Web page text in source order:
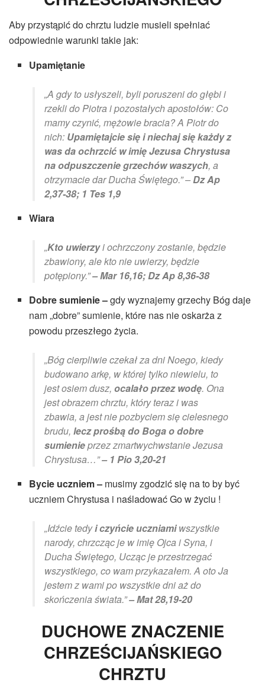
Aby przystąpić do chrztu ludzie musieli spełniać
odpowiednie warunki takie jak:
Upamiętanie
„A gdy to usłyszeli, byli poruszeni do głębi i
rzekli do Piotra i pozostałych apostołów: Co
mamy czynić, mężowie bracia? A Piotr do
nich: Upamiętajcie się i niechaj się każdy z
was da ochrzcić w imię Jezusa Chrystusa
na odpuszczenie grzechów waszych, a
otrzymacie dar Ducha Świętego.” –Dz Ap
2,37-38; 1 Tes 1,9
Wiara
„Kto uwierzyi ochrzczony zostanie, będzie
zbawiony, ale kto nie uwierzy, będzie
potępiony.”– Mar 16,16; Dz Ap 8,36-38
Dobre sumienie –gdy wyznajemy grzechy Bóg daje
nam „dobre” sumienie, które nas nie oskarża z
powodu przeszłego życia.
„Bóg cierpliwie czekał za dni Noego, kiedy
budowano arkę, w której tylko niewielu, to
jest osiem dusz, ocalało przez wodę. Ona
jest obrazem chrztu, który teraz i was
zbawia, a jest nie pozbyciem się cielesnego
brudu, lecz prośbą do Boga o dobre
sumienieprzez zmartwychwstanie Jezusa
Chrystusa…”– 1 Pio 3,20-21
Bycie uczniem – musimy zgodzić się na to by być
uczniem Chrystusa i naśladować Go w życiu !
„Idźcie tedyi czyńcie uczniamiwszystkie
narody, chrzcząc je w imię Ojca i Syna, i
Ducha Świętego, Ucząc je przestrzegać
wszystkiego, co wam przykazałem. A oto Ja
jestem z wami po wszystkie dni aż do
skończenia świata.”– Mat 28,19-20
DUCHOWE ZNACZENIE
CHRZEŚCIJAŃSKIEGO
CHRZTU